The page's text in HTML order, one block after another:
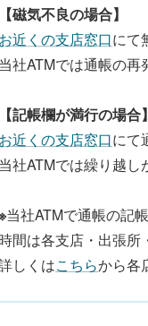
【磁気不良の場合】
お近くの支店窓口にて
当社ATMでは通帳の再
【記帳欄が満行の場合】
お近くの支店窓口にて
当社ATMでは繰り越し
当社ATMで通帳の記
時間は各支店・出張所
しくはこちらから各